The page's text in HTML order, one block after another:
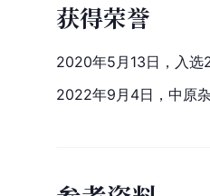
获得荣誉
2020年5月13日，入选
2022年9月4日，中原